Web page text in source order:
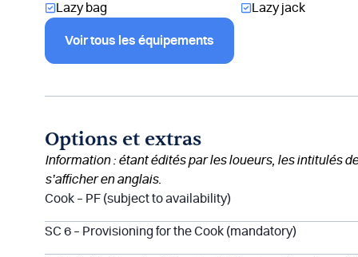
Lazy bag Lazy jack
Voir tous les équipements
Options et extras
Information : étant édités par les loueurs, les intitulés
s’afficher en anglais.
Cook – PF (subject to availability)
SC 6 – Provisioning for the Cook (mandatory)